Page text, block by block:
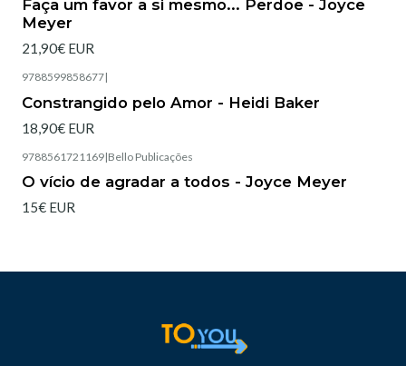
Faça um favor a si mesmo... Perdoe - Joyce
Meyer
21,90€ EUR
9788599858677|
Constrangido pelo Amor - Heidi Baker
18,90€ EUR
9788561721169|Bello Publicações
O vício de agradar a todos - Joyce Meyer
15€ EUR